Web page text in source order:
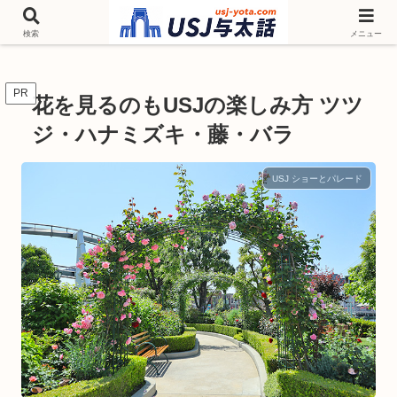
チケットやシーズンイベント ニンテンドーワールド アトラクションなどユニ
バを歩いて情報収集しています
PR 花を見るのもUSJの楽しみ方 ツツ
ジ・ハナミズキ・藤・バラ
USJ ショーとパレード
検索 メニュー